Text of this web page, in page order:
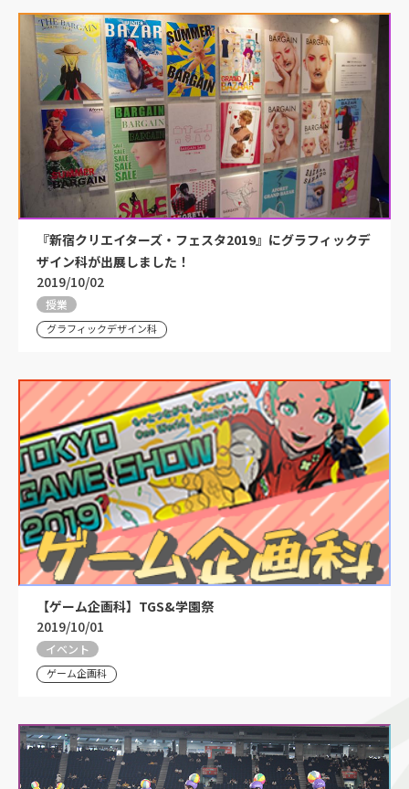
『新宿クリエイターズ・フェスタ2019』にグラフィックデ
ザイン科が出展しました！
2019/10/02
授業
グラフィックデザイン科
【ゲーム企画科】TGS&学園祭
2019/10/01
イベント
ゲーム企画科